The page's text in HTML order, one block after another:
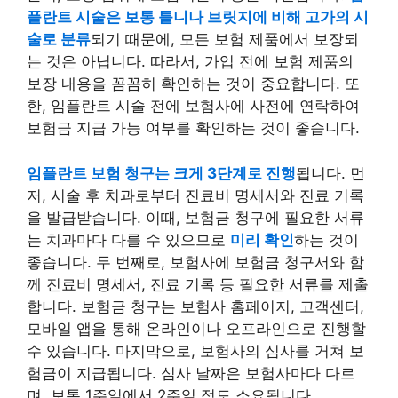
플란트 시술은 보통 틀니나 브릿지에 비해 고가의 시
술로 분류되기 때문에, 모든 보험 제품에서 보장되
는 것은 아닙니다. 따라서, 가입 전에 보험 제품의
보장 내용을 꼼꼼히 확인하는 것이 중요합니다. 또
한, 임플란트 시술 전에 보험사에 사전에 연락하여
보험금 지급 가능 여부를 확인하는 것이 좋습니다.
임플란트 보험 청구는 크게 3단계로 진행됩니다. 먼
저, 시술 후 치과로부터 진료비 명세서와 진료 기록
을 발급받습니다. 이때, 보험금 청구에 필요한 서류
는 치과마다 다를 수 있으므로 미리 확인하는 것이
좋습니다. 두 번째로, 보험사에 보험금 청구서와 함
께 진료비 명세서, 진료 기록 등 필요한 서류를 제출
합니다. 보험금 청구는 보험사 홈페이지, 고객센터,
모바일 앱을 통해 온라인이나 오프라인으로 진행할
수 있습니다. 마지막으로, 보험사의 심사를 거쳐 보
험금이 지급됩니다. 심사 날짜은 보험사마다 다르